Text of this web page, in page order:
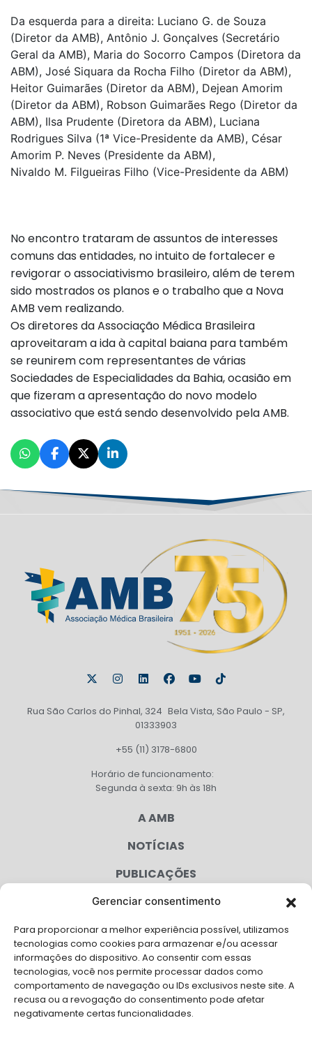
Gerenciar consentimento
Para proporcionar a melhor experiência possível, utilizamos
tecnologias como cookies para armazenar e/ou acessar
informações do dispositivo. Ao consentir com essas
tecnologias, você nos permite processar dados como
comportamento de navegação ou IDs exclusivos neste site. A
recusa ou a revogação do consentimento pode afetar
negativamente certas funcionalidades.
Da esquerda para a direita: Luciano G. de Souza
(Diretor da AMB), Antônio J. Gonçalves (Secretário
Geral da AMB), Maria do Socorro Campos (Diretora da
ABM), José Siquara da Rocha Filho (Diretor da ABM),
Heitor Guimarães (Diretor da ABM), Dejean Amorim
(Diretor da ABM), Robson Guimarães Rego (Diretor da
ABM), Ilsa Prudente (Diretora da ABM), Luciana
Rodrigues Silva (1ª Vice-Presidente da AMB), César
Amorim P. Neves (Presidente da ABM),
Nivaldo M. Filgueiras Filho (Vice-Presidente da ABM)
No encontro trataram de assuntos de interesses
comuns das entidades, no intuito de fortalecer e
revigorar o associativismo brasileiro, além de terem
sido mostrados os planos e o trabalho que a Nova
AMB vem realizando.
Os diretores da Associação Médica Brasileira
aproveitaram a ida à capital baiana para também
se reunirem com representantes de várias
Sociedades de Especialidades da Bahia, ocasião em
que fizeram a apresentação do novo modelo
associativo que está sendo desenvolvido pela AMB.
Rua São Carlos do Pinhal, 324 Bela Vista, São Paulo - SP,
01333903
+55 (11) 3178-6800
Horário de funcionamento:
Segunda à sexta: 9h às 18h
A AMB
NOTÍCIAS
PUBLICAÇÕES
CONGRESSO
AGENDA
CAMPANHAS
SERVIÇOS
FILIADAS